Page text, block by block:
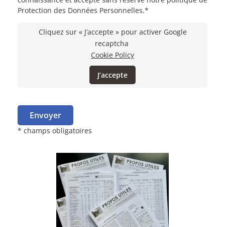
Protection des Données Personnelles.*
Cliquez sur « J’accepte » pour activer Google
recaptcha
Cookie Policy
J’accepte
Envoyer
* champs obligatoires